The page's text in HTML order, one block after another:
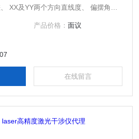
XX及YY两个方向直线度、 偏摆角、
. 测量调整简单快速
产品价格： 面议
在线留言